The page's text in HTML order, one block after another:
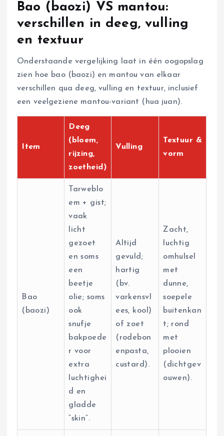
Bao (baozi) VS mantou:
verschillen in deeg, vulling
en textuur
Onderstaande vergelijking laat in één oogopslag
zien hoe bao (baozi) en mantou van elkaar
verschillen qua deeg, vulling en textuur, inclusief
een veelgeziene mantou-variant (hua juan).
Item
Deeg
(bloem,
rijzing,
zoetheid)
Vulling
Textuur &
vorm
Bao
(baozi)
Tarweblo
em + gist;
vaak
licht
gezoet
en soms
een
beetje
olie; soms
ook
snufje
bakpoede
r voor
extra
luchtighei
d en
gladde
“skin”.
Altijd
gevuld;
hartig
(bv.
varkensvl
ees, kool)
of zoet
(rodebon
enpasta,
custard).
Zacht,
luchtig
omhulsel
met
dunne,
soepele
buitenkan
t; rond
met
plooien
(dichtgev
ouwen).